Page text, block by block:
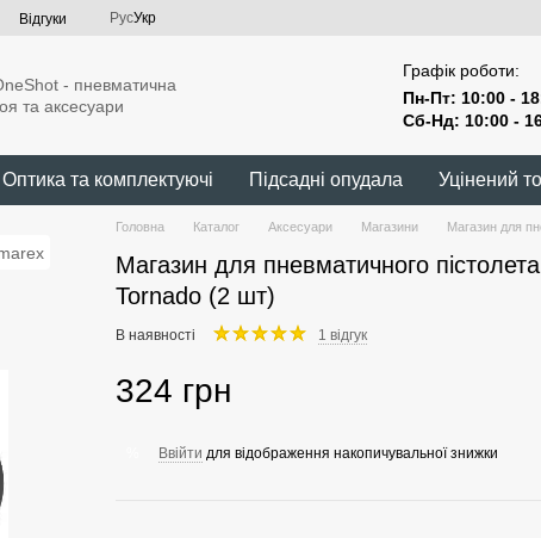
Відгуки РусУкр
Графік роботи:
Пн-Пт: 10:00 -
Сб-Нд: 10:00 -
Оптика та комплектуючі Підсадні опудала Уцінений
Головна Каталог Аксесуари Магазини Магазин для
Магазин для пневматичного
Tornado (2 шт)
В наявності 1 відгук
324 грн
Ввійти для відображення накопичувальної знижки